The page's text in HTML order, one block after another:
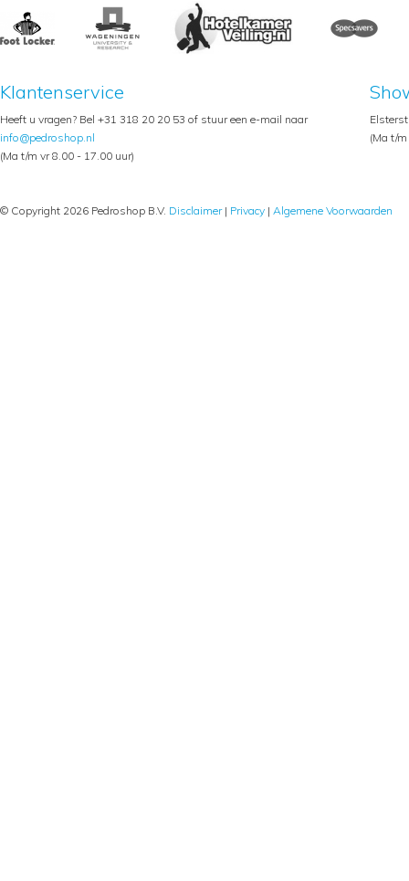
Klantenservice
Heeft u vragen? Bel +31 318 20 20 53 of stuur een e-mail naar
info@pedroshop.nl
(Ma t/m vr 8.00 - 17.00 uur)
(Ma t/
© Copyright 2026 Pedroshop B.V. Disclaimer| Privacy | Algemene Voorwaarden